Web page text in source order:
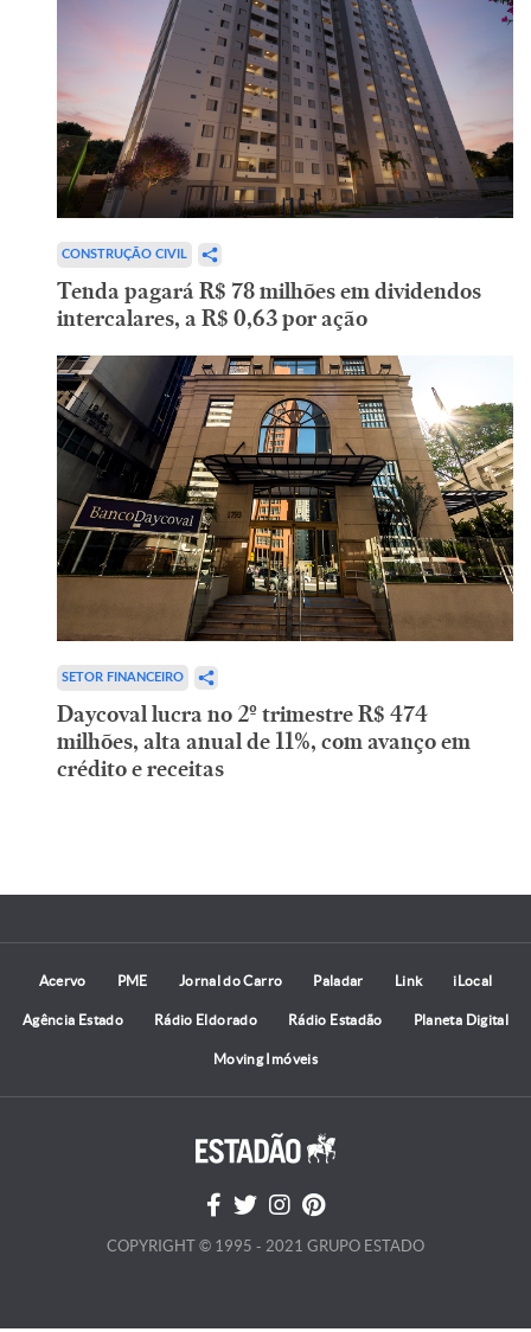
CONSTRUÇÃO CIVIL
Tenda pagará R$ 78 milhões em dividendos
intercalares, a R$ 0,63 por ação
SETOR FINANCEIRO
Daycoval lucra no 2º trimestre R$ 474
milhões, alta anual de 11%, com avanço em
crédito e receitas
Acervo PME Jornal do Carro Paladar Link iLocal
Agência Estado Rádio Eldorado Rádio Estadão Planeta Digital
Moving Imóveis
COPYRIGHT © 1995 - 2021 GRUPO ESTADO